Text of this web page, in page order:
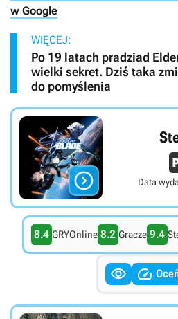
w Google
WIĘCEJ:
Po 19 latach pradziad
wielki sekret. Dziś taka
do pomyślenia
 Data
8.4 GRYOnline 8.2 Gracze 9.4
 